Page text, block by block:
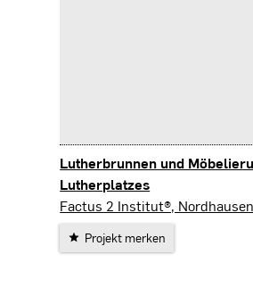
Lutherbrunnen und
Lutherplatzes
Nordhausen
Factus 2 Institut®, Nordhausen
Projekt merken